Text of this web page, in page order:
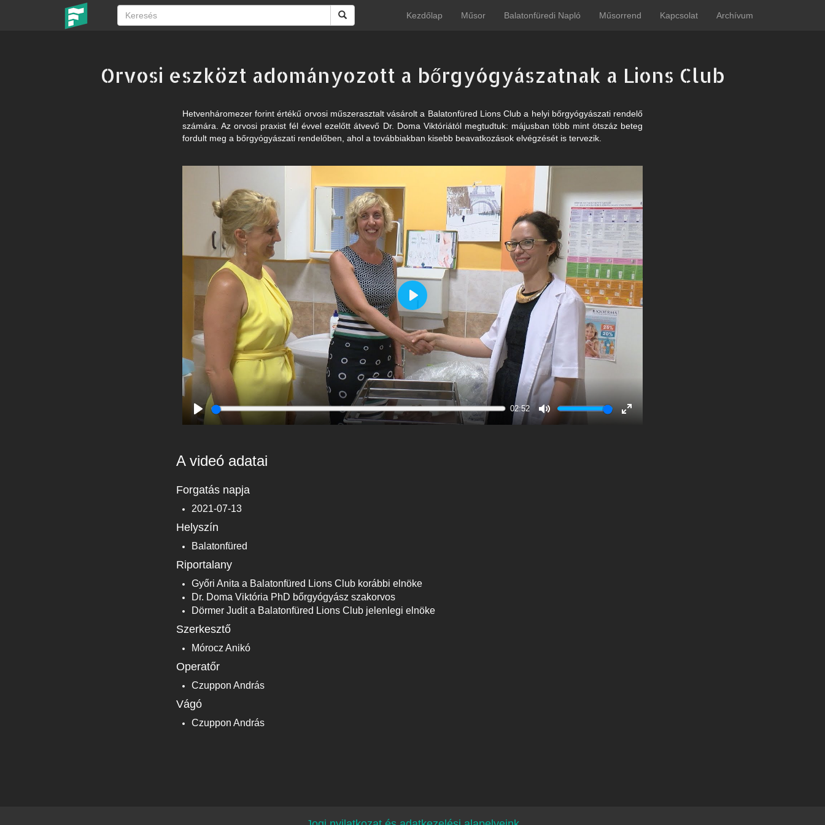
Kezdőlap Műsor Balatonfüredi Napló Műsorrend Kapcsolat Archívum
Orvosi eszközt adományozott a bőrgyógyászatnak a Lions Club
Hetvenháromezer forint értékű orvosi műszerasztalt vásárolt a Balatonfüred Lions Club a helyi bőrgyógyászati rendelő
számára. Az orvosi praxist fél évvel ezelőtt átvevő Dr. Doma Viktóriától megtudtuk: májusban több mint ötszáz beteg
fordult meg a bőrgyógyászati rendelőben, ahol a továbbiakban kisebb beavatkozások elvégzését is tervezik.
Play
02:52
Play
A videó adatai
Forgatás napja
2021-07-13
Helyszín
Balatonfüred
Riportalany
Győri Anita a Balatonfüred Lions Club korábbi elnöke
Dr. Doma Viktória PhD bőrgyógyász szakorvos
Dörmer Judit a Balatonfüred Lions Club jelenlegi elnöke
Szerkesztő
Mórocz Anikó
Operatőr
Czuppon András
Vágó
Czuppon András